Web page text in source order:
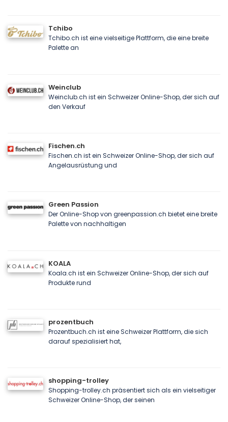
Tchibo
Tchibo.ch ist eine vielseitige Plattform, die eine breite
Palette an
Weinclub
Weinclub.ch ist ein Schweizer Online-Shop, der sich auf
den Verkauf
Fischen.ch
Fischen.ch ist ein Schweizer Online-Shop, der sich auf
Angelausrüstung und
Green Passion
Der Online-Shop von greenpassion.ch bietet eine breite
Palette von nachhaltigen
KOALA
Koala.ch ist ein Schweizer Online-Shop, der sich auf
Produkte rund
prozentbuch
Prozentbuch.ch ist eine Schweizer Plattform, die sich
darauf spezialisiert hat,
shopping-trolley
Shopping-trolley.ch präsentiert sich als ein vielseitiger
Schweizer Online-Shop, der seinen